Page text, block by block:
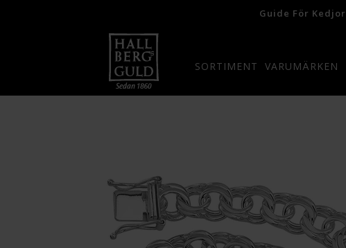
Guide För Kedjor
SORTIMENT VARUMÄRKEN